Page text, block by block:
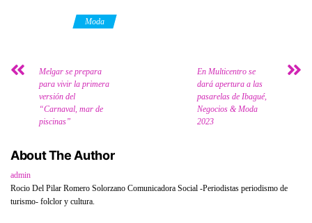
Moda
Melgar se prepara
para vivir la primera
versión del
“Carnaval, mar de
piscinas”
En Multicentro se
dará apertura a las
pasarelas de Ibagué,
Negocios & Moda
2023
About The Author
admin
Rocio Del Pilar Romero Solorzano Comunicadora Social -Periodistas periodismo de
turismo- folclor y cultura.